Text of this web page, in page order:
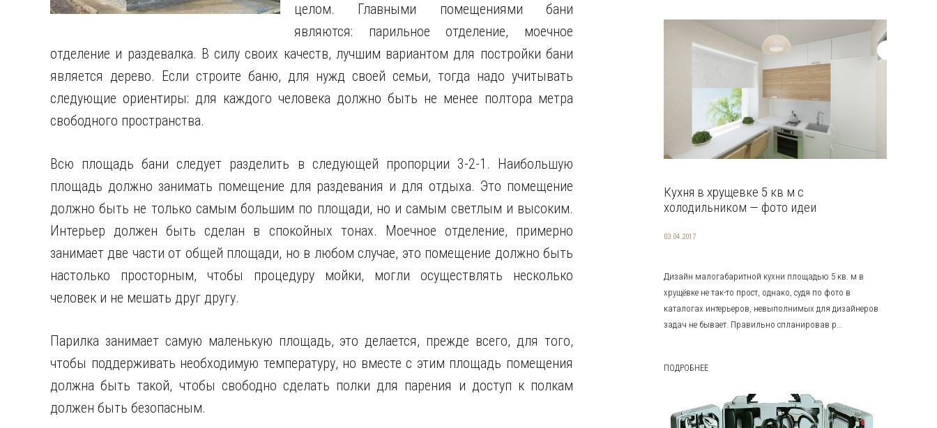
целом. Главными помещениями бани
являются: парильное отделение, моечное
отделение и раздевалка. В силу своих качеств, лучшим вариантом для постройки бани
является дерево. Если строите баню, для нужд своей семьи, тогда надо учитывать
следующие ориентиры: для каждого человека должно быть не менее полтора метра
свободного пространства.
Всю площадь бани следует разделить в следующей пропорции 3-2-1. Наибольшую
площадь должно занимать помещение для раздевания и для отдыха. Это помещение
должно быть не только самым большим по площади, но и самым светлым и высоким.
Интерьер должен быть сделан в спокойных тонах. Моечное отделение, примерно
занимает две части от общей площади, но в любом случае, это помещение должно быть
настолько просторным, чтобы процедуру мойки, могли осуществлять несколько
человек и не мешать друг другу.
Парилка занимает самую маленькую площадь, это делается, прежде всего, для того,
чтобы поддерживать необходимую температуру, но вместе с этим площадь помещения
должна быть такой, чтобы свободно сделать полки для парения и доступ к полкам
должен быть безопасным.
Кухня в хрущевке 5 кв м с
холодильником — фото идеи
03.04.2017
Дизайн малогабаритной кухни площадью 5 кв. м в
хрущёвке не так-то прост, однако, судя по фото в
каталогах интерьеров, невыполнимых для дизайнеров
задач не бывает. Правильно спланировав р...
ПОДРОБНЕЕ